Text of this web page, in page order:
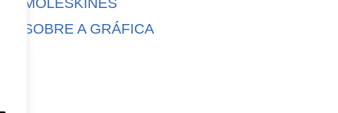
SOBRE A GRÁFICA